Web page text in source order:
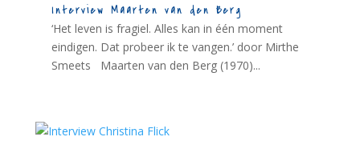
Interview Maarten van den Berg
‘Het leven is fragiel. Alles kan in één moment
eindigen. Dat probeer ik te vangen.’ door Mirthe
Smeets Maarten van den Berg (1970)...